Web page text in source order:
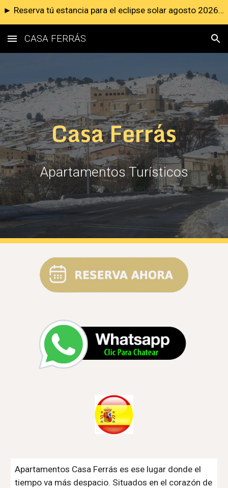
► Reserva tú estancia para el eclipse solar agosto 2026 ◄
CASA FERRÁS
Casa Ferrás
Apartamentos Turísticos
Apartamentos Casa Ferrás es ese lugar donde el
tiempo va más despacio. Situados en el corazón de